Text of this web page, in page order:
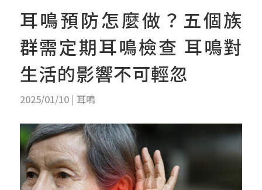
耳鳴預防怎麼做？五個族
群需定期耳鳴檢查 耳鳴對
生活的影響不可輕忽
2025/01/10| 耳鳴